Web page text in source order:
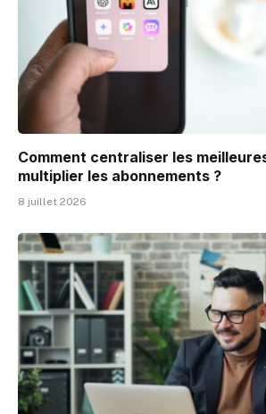
Comment centraliser les
multiplier les abonnements ?
8 juillet 2026